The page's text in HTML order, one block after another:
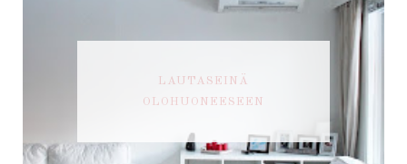
LAUTASEINÄ
OLOHUONEESEEN